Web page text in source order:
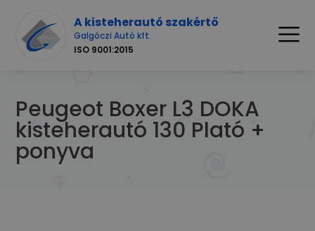
A kisteherautó szakértő
Galgóczi Autó kft.
ISO 9001:2015
Peugeot Boxer L3 DOKA
kisteherautó 130 Plató +
ponyva